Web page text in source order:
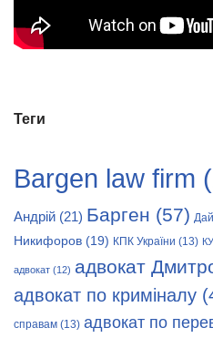
Теги
Bargen law firm
Андрій (21) Барген (57)
Никифоров (19) КПК України (13)
адвокат (12) адвокат
адвокат по криміналу
справам (13) адвокат по